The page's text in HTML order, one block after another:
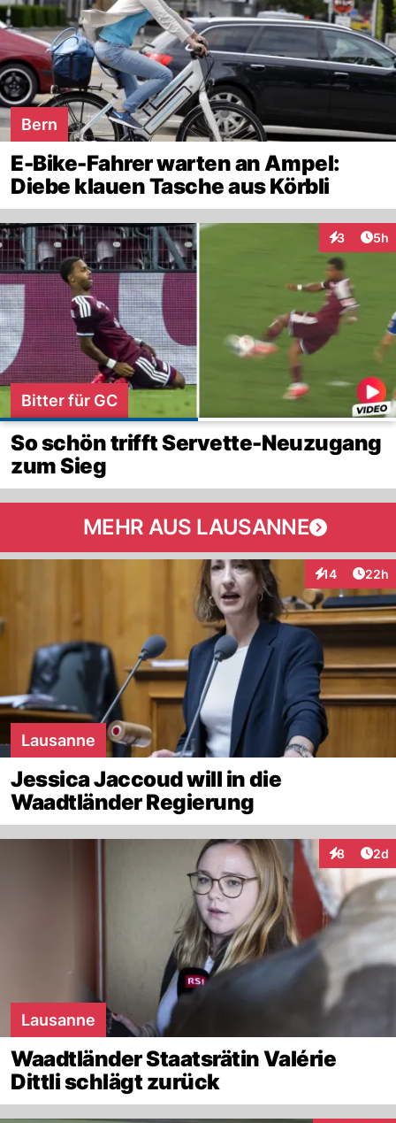
Bern
E-Bike-Fahrer warten an Ampel:
Diebe klauen Tasche aus Körbli
3 5h
Bitter für GC
So schön trifft Servette-Neuzugang
zum Sieg
MEHR AUS LAUSANNE
14
Interaktionen
22h
Lausanne
Jessica Jaccoud will in die
Waadtländer Regierung
8 2d
Lausanne
Waadtländer Staatsrätin Valérie
Dittli schlägt zurück